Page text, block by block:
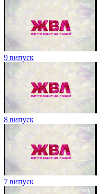
9 випуск
8 випуск
7 випуск